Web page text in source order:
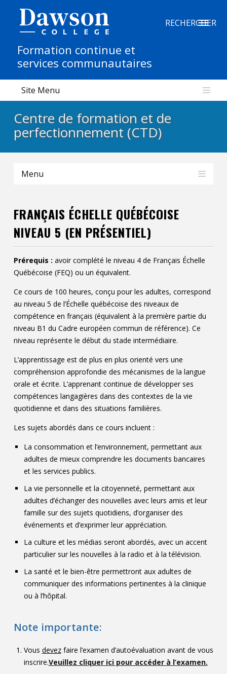
Formation continue et
services communautaires
RECHERCHER
Site Menu
Centre de formation et de
perfectionnement (CTD)
Menu
FRANÇAIS ÉCHELLE QUÉBÉCOISE
NIVEAU 5 (EN PRÉSENTIEL)
Prérequis : avoir complété le niveau 4 de Français Échelle
Québécoise (FEQ) ou un équivalent.
Ce cours de 100 heures, conçu pour les adultes, correspond
au niveau 5 de l’Échelle québécoise des niveaux de
compétence en français (équivalent à la première partie du
niveau B1 du Cadre européen commun de référence). Ce
niveau représente le début du stade intermédiaire.
L’apprentissage est de plus en plus orienté vers une
compréhension approfondie des mécanismes de la langue
orale et écrite. L’apprenant continue de développer ses
compétences langagières dans des contextes de la vie
quotidienne et dans des situations familières.
Les sujets abordés dans ce cours incluent :
La consommation et l’environnement, permettant aux
adultes de mieux comprendre les documents bancaires
et les services publics.
La vie personnelle et la citoyenneté, permettant aux
adultes d’échanger des nouvelles avec leurs amis et leur
famille sur des sujets quotidiens, d’organiser des
événements et d’exprimer leur appréciation.
La culture et les médias seront abordés, avec un accent
particulier sur les nouvelles à la radio et à la télévision.
La santé et le bien-être permettront aux adultes de
communiquer des informations pertinentes à la clinique
ou à l’hôpital.
Note importante:
Vous devezfaire l’examen d’autoévaluation avant de vous
inscrire.Veuillez cliquer ici pour accéder à l’examen.
Recherche sur le site
Recherche de personnes
EN
portail My Dawson
À propos de Dawson
Liens rapides
Contact
Informations
Liens